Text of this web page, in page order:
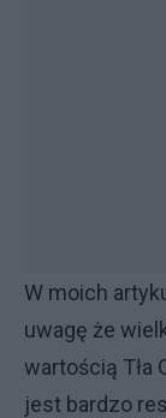
W moich
uwagę że
wartością Tła
jest bardzo